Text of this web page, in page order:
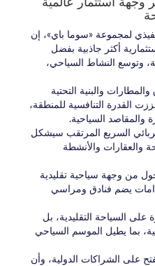
لمجموعة «سوما باي»، إن
أكثر جاذبية بفضل
وتوسع النشاط السياحي،
والبنية التحتية
القدرة التنافسية للمنطقة،
والمقاصد السياحية.
السريع المرتقب سيشكل
والعقارات والأنشطة
من وجهة سياحية تقليدية
يضم فنادق ومراسي
السياحة التقليدية، بل
بما يطيل الموسم السياحي
على الشراكات الدولية، وأن